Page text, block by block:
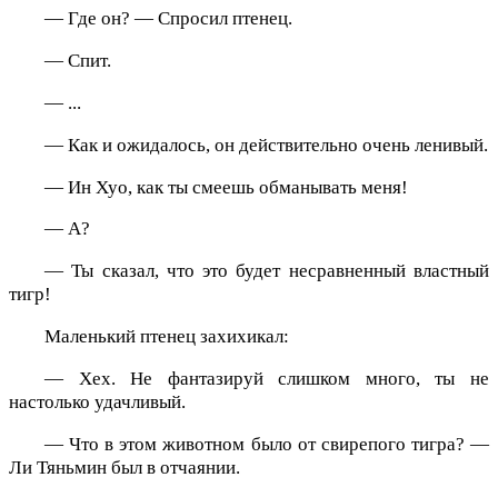
— Где он? — Спросил птенец.
— Спит.
— ...
— Как и ожидалось, он действительно очень ленивый.
— Ин Хуо, как ты смеешь обманывать меня!
— А?
— Ты сказал, что это будет несравненный властный
тигр!
Маленький птенец захихикал:
— Хех. Не фантазируй слишком много, ты не
настолько удачливый.
— Что в этом животном было от свирепого тигра? —
Ли Тяньмин был в отчаянии.